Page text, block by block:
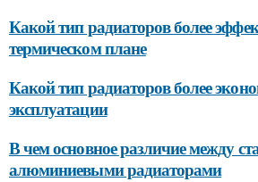
Какой тип радиаторов более
термическом плане
Какой тип радиаторов более
эксплуатации
В чем основное различие между
алюминиевыми радиаторами